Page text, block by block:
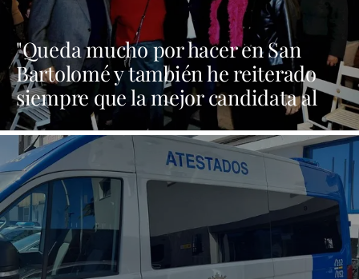
"Queda mucho por hacer en San
Bartolomé y también he reiterado
siempre que la mejor candidata al
Cabildo es María Dolores Corujo"